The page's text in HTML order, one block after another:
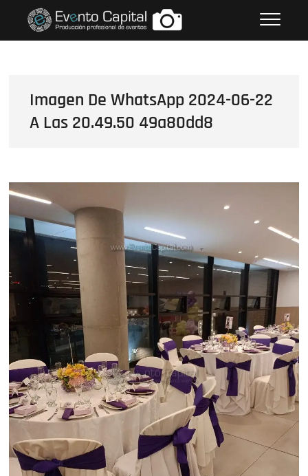
contenido
FOTOS GRUPO EMPRESARIAL
Imagen De WhatsApp 2024-06-22
A Las 20.49.50 49a80dd8